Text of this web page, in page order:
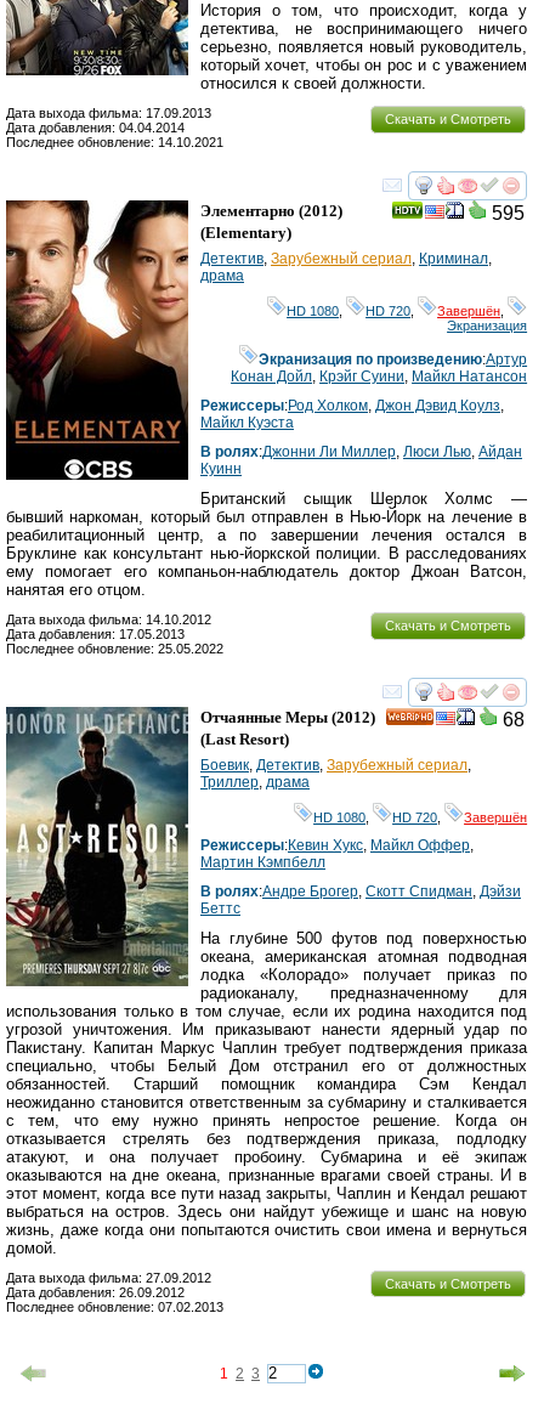
История о том, что происходит, когда у
детектива, не воспринимающего ничего
серьезно, появляется новый руководитель,
который хочет, чтобы он рос и с уважением
относился к своей должности.
Скачать и Смотреть
Дата выхода фильма: 17.09.2013
Дата добавления: 04.04.2014
Последнее обновление: 14.10.2021
смотреть
595
Элементарно (2012)
(Elementary)
Детектив, Зарубежный сериал, Криминал,
драма
HD 1080 HD 720 Завершён
Экранизация
Экранизация по произведению:Артур
Конан Дойл, Крэйг Суини, Майкл Натансон
Режиссеры:Род Холком, Джон Дэвид Коулз,
Майкл Куэста
В ролях:Джонни Ли Миллер, Люси Лью, Айдан
Куинн
Британский сыщик Шерлок Холмс —
бывший наркоман, который был отправлен в Нью-Йорк на лечение в
реабилитационный центр, а по завершении лечения остался в
Бруклине как консультант нью-йоркской полиции. В расследованиях
ему помогает его компаньон-наблюдатель доктор Джоан Ватсон,
нанятая его отцом.
Скачать и Смотреть
Дата выхода фильма: 14.10.2012
Дата добавления: 17.05.2013
Последнее обновление: 25.05.2022
смотреть
68
Отчаянные Меры (2012)
(Last Resort)
Боевик Детектив Зарубежный сериал
Триллер драма
HD 1080 HD 720 Завершён
Режиссеры:Кевин Хукс Майкл Оффер
Мартин Кэмпбелл
В ролях:Андре Брогер Скотт Спидман Дэйзи
Беттс
На глубине 500 футов под поверхностью
океана, американская атомная подводная
лодка «Колорадо» получает приказ по
радиоканалу, предназначенному для
использования только в том случае, если их родина находится под
угрозой уничтожения. Им приказывают нанести ядерный удар по
Пакистану. Капитан Маркус Чаплин требует подтверждения приказа
специально, чтобы Белый Дом отстранил его от должностных
обязанностей. Старший помощник командира Сэм Кендал
неожиданно становится ответственным за субмарину и сталкивается
с тем, что ему нужно принять непростое решение. Когда он
отказывается стрелять без подтверждения приказа, подлодку
атакуют, и она получает пробоину. Субмарина и её экипаж
оказываются на дне океана, признанные врагами своей страны. И в
этот момент, когда все пути назад закрыты, Чаплин и Кендал решают
выбраться на остров. Здесь они найдут убежище и шанс на новую
жизнь, даже когда они попытаются очистить свои имена и вернуться
домой.
Скачать и Смотреть
Дата выхода фильма: 27.09.2012
Дата добавления: 26.09.2012
Последнее обновление: 07.02.2013
1 2 3